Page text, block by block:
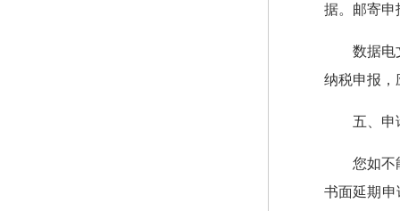
据。邮寄申
数据电
纳税申报，
五、申
您如不
书面延期